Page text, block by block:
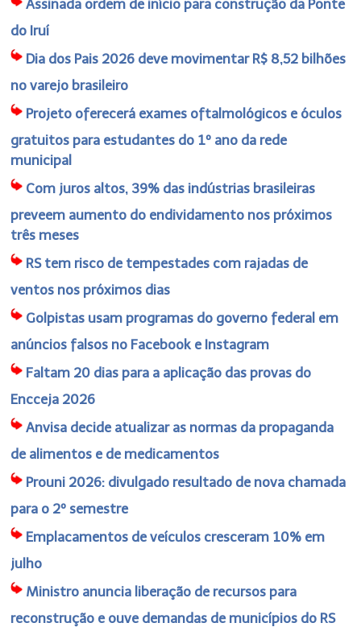
Assinada ordem de início para construção da Ponte
do Iruí
Dia dos Pais 2026 deve movimentar R$ 8,52 bilhões
no varejo brasileiro
Projeto oferecerá exames oftalmológicos e óculos
gratuitos para estudantes do 1º ano da rede
municipal
Com juros altos, 39% das indústrias brasileiras
preveem aumento do endividamento nos próximos
três meses
RS tem risco de tempestades com rajadas de
ventos nos próximos dias
Golpistas usam programas do governo federal em
anúncios falsos no Facebook e Instagram
Faltam 20 dias para a aplicação das provas do
Encceja 2026
Anvisa decide atualizar as normas da propaganda
de alimentos e de medicamentos
Prouni 2026: divulgado resultado de nova chamada
para o 2º semestre
Emplacamentos de veículos cresceram 10% em
julho
Ministro anuncia liberação de recursos para
reconstrução e ouve demandas de municípios do RS